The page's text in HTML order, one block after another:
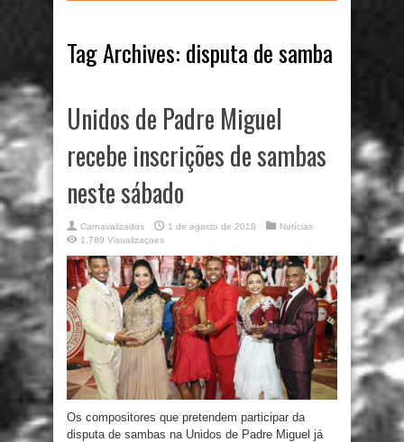
Tag Archives: disputa de samba
Unidos de Padre Miguel
recebe inscrições de sambas
neste sábado
Carnavalizados 1 de agosto de 2018
Notícias
1,789 Visualizaçoes
Os compositores que pretendem participar da
disputa de sambas na Unidos de Padre Miguel já